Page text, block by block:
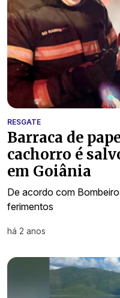
RESGATE
Barraca de
cachorro é
em Goiânia
De acordo com
ferimentos
há 2 anos